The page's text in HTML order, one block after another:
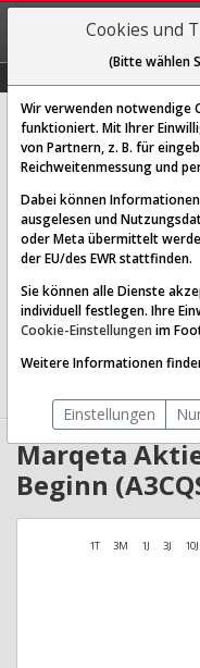
[MQ | WKN
Echtzeit-
BID:
Website:
Sektor:
Technology
1.67 Mrd.
Anzahl
105,202,048
Marqeta
Beginn
1T 3M 1J 3J 10J
Cookies und
(Bitte wählen
Wir verwenden notwendige
funktioniert. Mit Ihrer
von Partnern, z. B. für
Reichweitenmessung und
Dabei können
ausgelesen und
oder Meta übermittelt
der EU/des EWR stattfinden.
Sie können alle Dienste
individuell festlegen. Ihre
Cookie-Einstellungen im
Weitere Informationen
Einstellungen